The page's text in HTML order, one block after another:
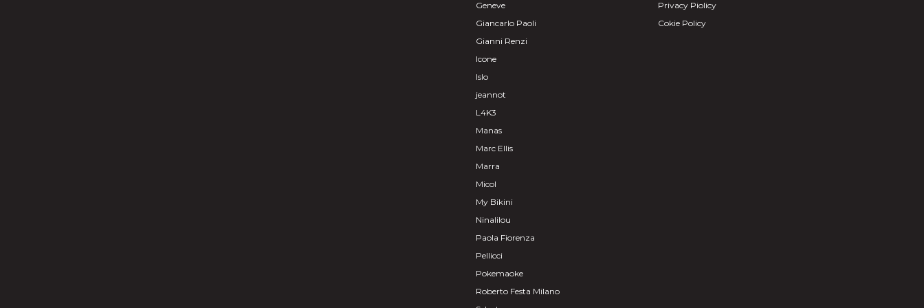
Geneve
Giancarlo Paoli
Gianni Renzi
Icone
Islo
jeannot
L4K3
Manas
Marc Ellis
Marra
Micol
My Bikini
Ninalilou
Paola Fiorenza
Pellicci
Pokemaoke
Roberto Festa Milano
Privacy Piolicy
Cokie Policy